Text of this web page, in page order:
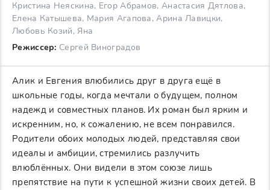
Кристина Неяскина, Егор Абрамов, Анастасия Дятлова,
Елена Катышева, Мария Агапова, Арина Лавицки,
Любовь Козий, Яна
Режиссер: Сергей Виноградов
Алик и Евгения влюбились друг в друга ещё в
школьные годы, когда мечтали о будущем, полном
надежд и совместных планов. Их роман был ярким и
искренним, но, к сожалению, не всем понравился.
Родители обоих молодых людей, представляя свои
идеалы и амбиции, стремились разлучить
влюблённых. Они видели в этом союзе лишь
препятствие на пути к успешной жизни своих детей. В